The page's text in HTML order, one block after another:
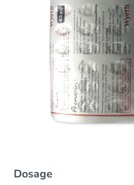
Dosage